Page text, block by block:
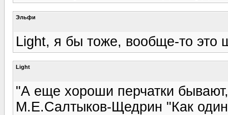
Эльфи
Light, я бы тоже, вообще-то это
Light
"А еще хороши перчатки
М.Е.Салтыков-Щедрин "Как